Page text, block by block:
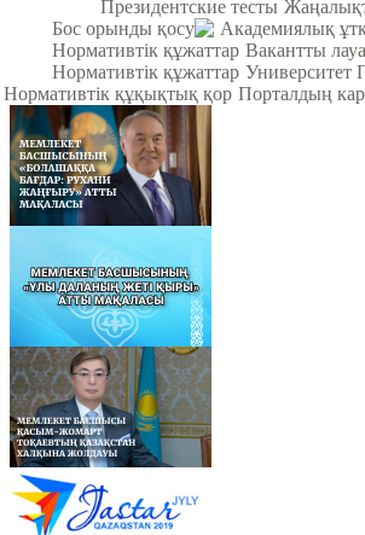
Президентские тесты
Бос орынды қосу
Академиялық
Нормативтік құжаттар Вакантты
Нормативтік құжаттар Университет
Нормативтік құқықтық қор Порталдың